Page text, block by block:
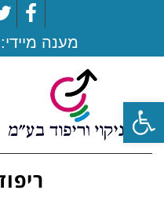
פתח סרגל נגישות
מענה